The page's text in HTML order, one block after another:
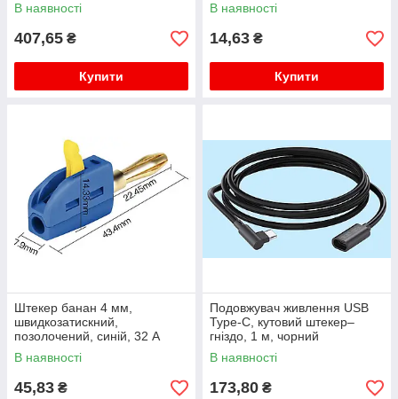
В наявності
407,65 ₴
Купити
В наявності
14,63 ₴
Купити
Штекер банан 4 мм,
швидкозатискний,
позолочений, синій, 32 А
В наявності
45,83 ₴
Подовжувач живлення USB
Type-C, кутовий штекер–
гніздо, 1 м, чорний
В наявності
173,80 ₴